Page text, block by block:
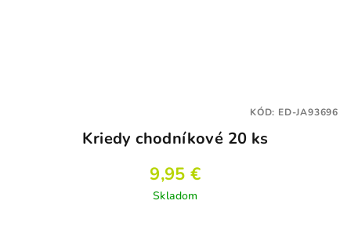
Kriedy chodníkové 20 ks
9,95 €
Skladom
KÓD: ED-JA93696